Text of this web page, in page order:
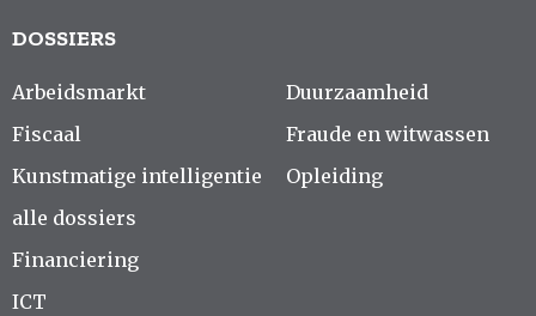
DOSSIERS
Arbeidsmarkt
Fiscaal
Kunstmatige intelligentie
alle dossiers
Duurzaamheid
Fraude en witwassen
Opleiding
Financiering
ICT